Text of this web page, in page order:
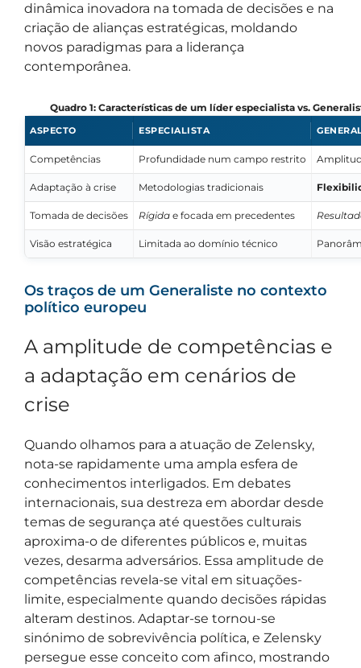
dinâmica inovadora na tomada de decisões e na
criação de alianças estratégicas, moldando
novos paradigmas para a liderança
contemporânea.
Quadro 1: Características de um líder especialista vs.
ASPECTO ESPECIALISTA
Competências Profundidade num campo restrito
Adaptação à crise Metodologias tradicionais
Tomada de decisões Rígida e focada em precedentes
Visão estratégica Limitada ao domínio técnico
Os traços de um Generaliste no contexto
político europeu
A amplitude de competências e
a adaptação em cenários de
crise
Quando olhamos para a atuação de Zelensky,
nota-se rapidamente uma ampla esfera de
conhecimentos interligados. Em debates
internacionais, sua destreza em abordar desde
temas de segurança até questões culturais
aproxima-o de diferentes públicos e, muitas
vezes, desarma adversários. Essa amplitude de
competências revela-se vital em situações-
limite, especialmente quando decisões rápidas
alteram destinos. Adaptar-se tornou-se
sinónimo de sobrevivência política, e Zelensky
persegue esse conceito com afinco, mostrando